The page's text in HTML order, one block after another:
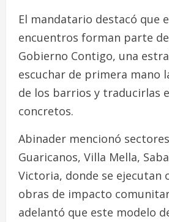
El mandatario destacó que
encuentros forman parte
Gobierno Contigo, una
escuchar de primera mano
de los barrios y traducirlas
concretos.
Abinader mencionó
Guaricanos, Villa Mella,
Victoria, donde se ejecutan
obras de impacto
adelantó que este modelo